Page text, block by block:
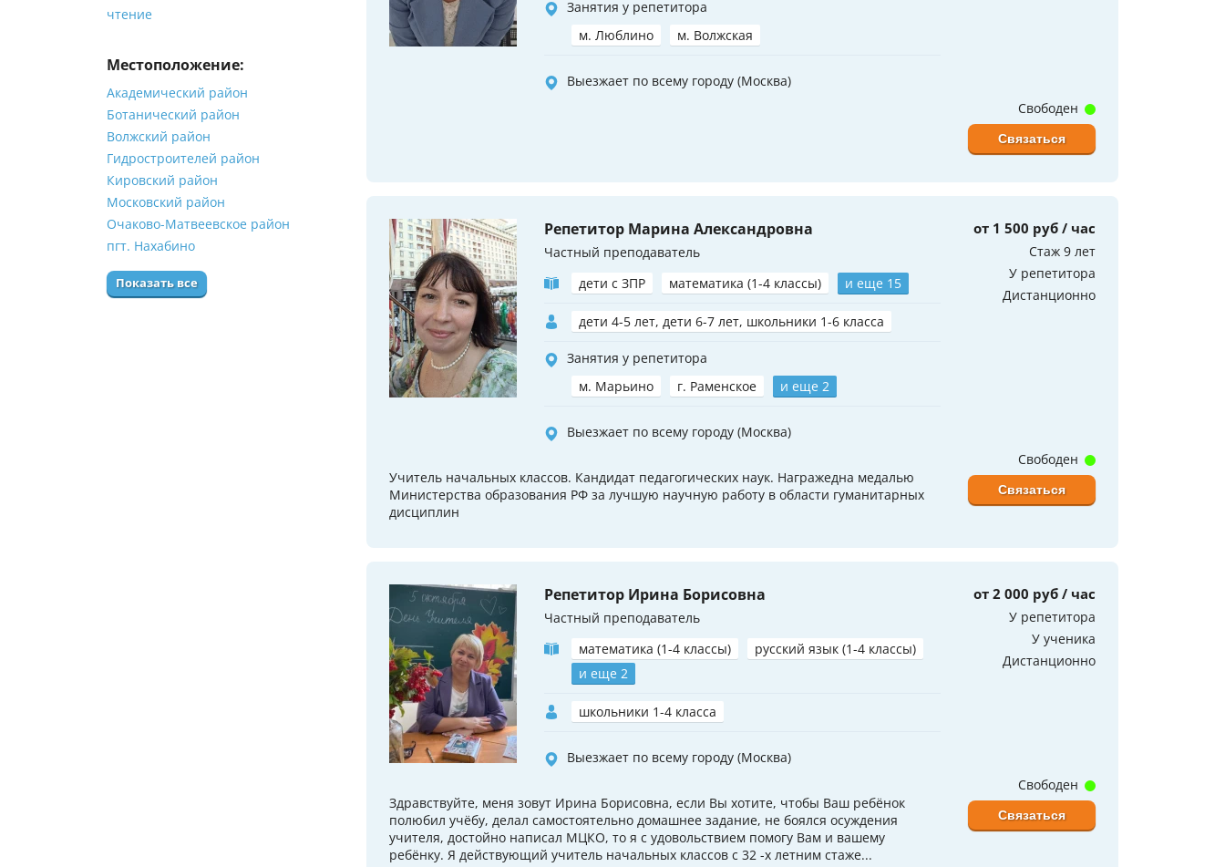
чтение
Местоположение:
Академический район
Ботанический район
Волжский район
Гидростроителей район
Кировский район
Московский район
Очаково-Матвеевское район
пгт. Нахабино
Показать все
Занятия у репетитора
м. Люблино
м. Волжская
Выезжает по всему городу (Москва)
Свободен
Связаться
Репетитор Марина Александровна
Частный преподаватель
дети с ЗПР
математика (1-4 классы) и еще 15
дети 4-5 лет, дети 6-7 лет, школьники 1-6 класса
Занятия у репетитора
м. Марьино
г. Раменское и еще 2
Выезжает по всему городу (Москва)
от 1 500 руб / час
Стаж 9 лет
У репетитора
Дистанционно
Учитель начальных классов. Кандидат педагогических наук. Награжедна медалью
Министерства образования РФ за лучшую научную работу в области гуманитарных
дисциплин
Свободен
Связаться
Репетитор Ирина Борисовна
Частный преподаватель
математика (1-4 классы)
русский язык (1-4 классы)
и еще 2
школьники 1-4 класса
Выезжает по всему городу (Москва)
от 2 000 руб / час
У репетитора
У ученика
Дистанционно
Здравствуйте, меня зовут Ирина Борисовна, если Вы хотите, чтобы Ваш ребёнок
полюбил учёбу, делал самостоятельно домашнее задание, не боялся осуждения
учителя, достойно написал МЦКО, то я с удовольствием помогу Вам и вашему
ребёнку. Я действующий учитель начальных классов с 32 -х летним стаже...
Свободен
Связаться